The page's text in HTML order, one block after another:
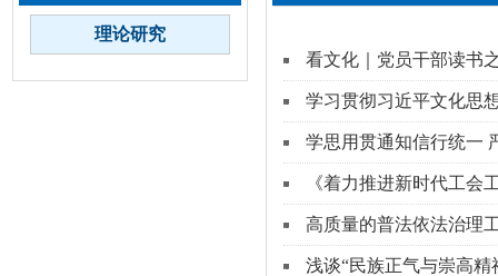
理论研究
看文化｜党员干部读书
学习贯彻习近平文化思
学思用贯通知信行统一
《着力推进新时代工会
高质量的普法依法治理
浅谈“民族正气与崇高精